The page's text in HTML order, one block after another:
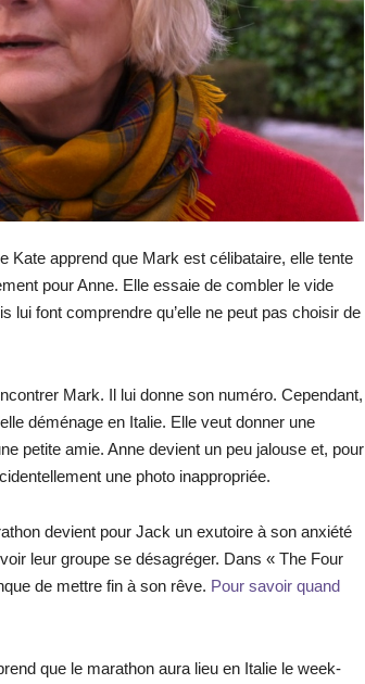
Kate apprend que Mark est célibataire, elle tente
pour Anne. Elle essaie de combler le vide
lui font comprendre qu’elle ne peut pas choisir de
Mark. Il lui donne son numéro. Cependant,
déménage en Italie. Elle veut donner une
petite amie. Anne devient un peu jalouse et, pour
une photo inappropriée.
devient pour Jack un exutoire à son anxiété
leur groupe se désagréger. Dans « The Four
de mettre fin à son rêve. Pour savoir quand
que le marathon aura lieu en Italie le week-